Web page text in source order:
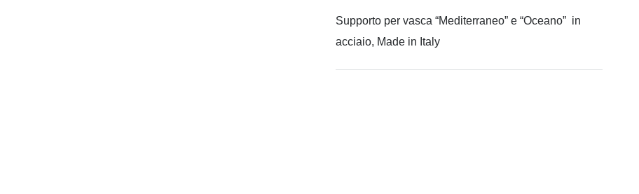
Supporto per vasca “Mediterraneo” e “Oceano” in
acciaio, Made in Italy